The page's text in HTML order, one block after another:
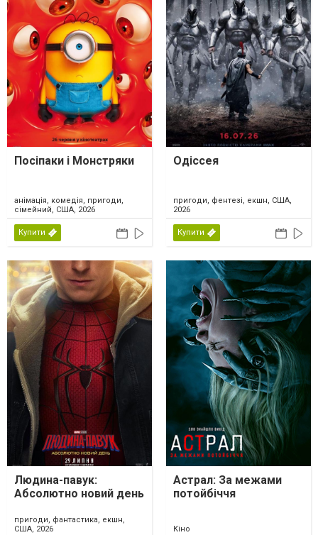
Посіпаки і Монстряки
анімація, комедія, пригоди,
сімейний, США, 2026
Купити
Одіссея
пригоди, фентезі, екшн, США,
2026
Купити
Людина-павук:
Абсолютно новий день
пригоди, фантастика, екшн,
США, 2026
Астрал: За межами
потойбіччя
Кіно